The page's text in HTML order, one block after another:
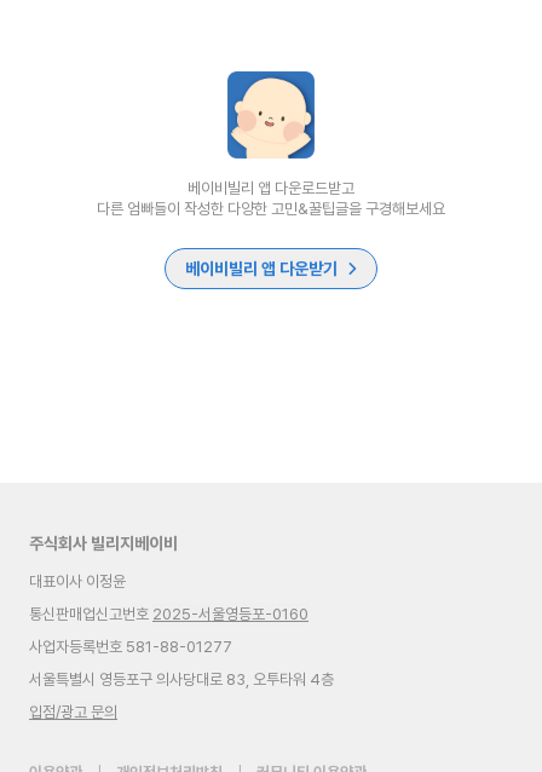
베이비빌리 앱 다운로드받고
다른 엄빠들이 작성한 다양한 고민&꿀팁글을 구경해보세요
베이비빌리 앱 다운받기
주식회사 빌리지베이비
대표이사 이정윤
통신판매업신고번호 2025-서울영등포-0160
사업자등록번호 581-88-01277
서울특별시 영등포구 의사당대로 83, 오투타워 4층
입점/광고 문의